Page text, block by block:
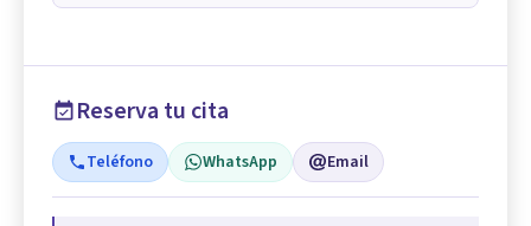
Reserva tu cita
Teléfono WhatsApp Email